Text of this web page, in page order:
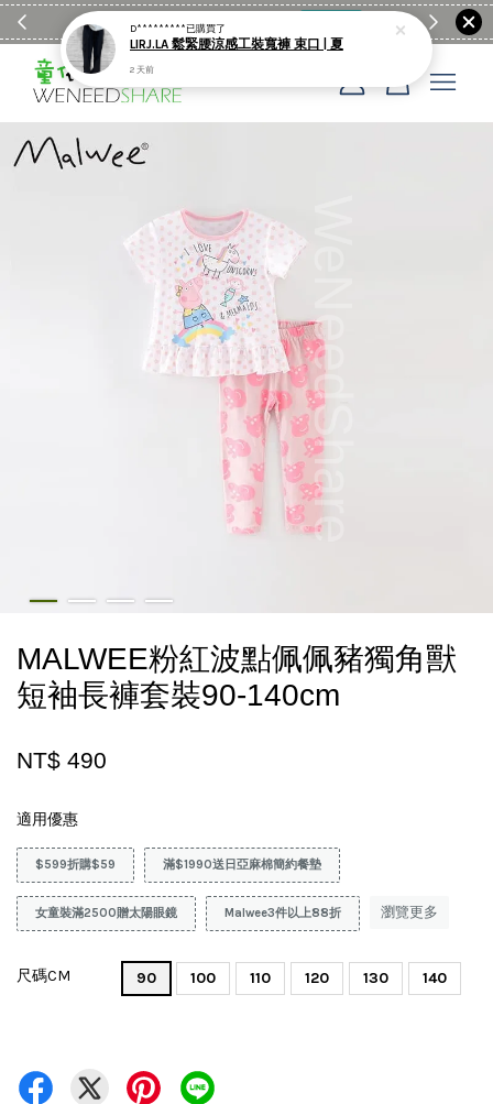
滿$1990送日亞麻棉簡約餐墊 童裝
MALWEE粉紅波點佩佩豬獨角獸
短袖長褲套裝90-140cm
NT$ 490
適用優惠
$599折購$59 滿$1990送日亞麻棉簡約餐墊
女童裝滿2500贈太陽眼鏡 Malwee3件以上88折 瀏覽更多
尺碼CM 90 100 110 120 130 140
您的購物車目前還是空的。
D*********已購買了
LIRJ.LA 鬆緊腰涼感工裝寬褲 束口 | 夏
2 天前